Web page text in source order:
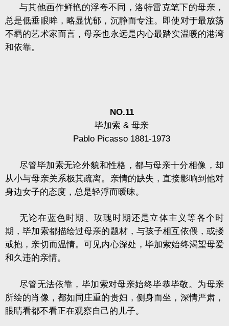
与其他画作鲜艳的浮夸不同，洛特雷克笔下的母亲，
总是低垂眼眸，略显忧郁，沉静而专注。即使对于最放荡
不羁的艺术家而言，母亲也永远是内心最踏实温暖的港湾
和依靠。
NO.11
毕加索 & 母亲
Pablo Picasso 1881-1973
尽管毕加索无论外貌和性格，都与母亲十分相像，却
从小与母亲关系极其疏离。亲情的缺失，直接影响到他对
身边女子的态度，总是轻浮而暧昧。
无论在蓝色时期、玫瑰时期还是立体主义等各个时
期，毕加索都描绘过母亲的题材，与孩子相互依偎，或搂
或抱，亲切而温情。可见内心深处，毕加索始终渴望母爱
和久违的亲情。
尽管无法依靠，毕加索对母亲始终毕恭毕敬。为母亲
所绘的肖像，都如同庄重的贵妇，侧身而坐，深情严肃，
眼睛看都不看正在观察自己的儿子。